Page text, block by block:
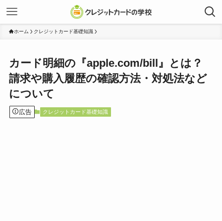
ホーム クレジットカード基礎知識
カード明細の『apple.com/bill』とは？
請求や購入履歴の確認方法・対処法など
について
広告 クレジットカード基礎知識